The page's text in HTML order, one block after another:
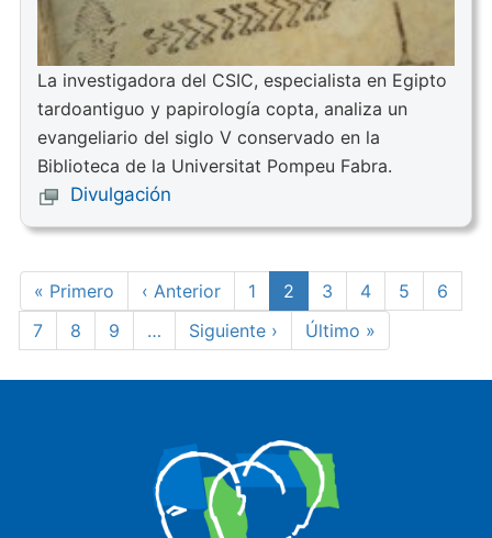
La investigadora del CSIC, especialista en Egipto
tardoantiguo y papirología copta, analiza un
evangeliario del siglo V conservado en la
Biblioteca de la Universitat Pompeu Fabra.
Divulgación
Paginación
Primera
página
« Primero
Página
anterior
‹ Anterior Page
1
Página
actual
2 Page
3 Page
4 Page
5 Page
6
Page
7 Page
8 Page
9 …
Siguiente
página
Siguiente ›
Última
página
Último »